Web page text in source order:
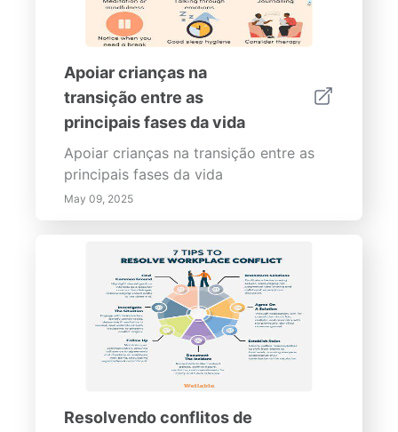
Apoiar crianças na
transição entre as
principais fases da vida
Apoiar crianças na transição entre as
principais fases da vida
May 09, 2025
Resolvendo conflitos de